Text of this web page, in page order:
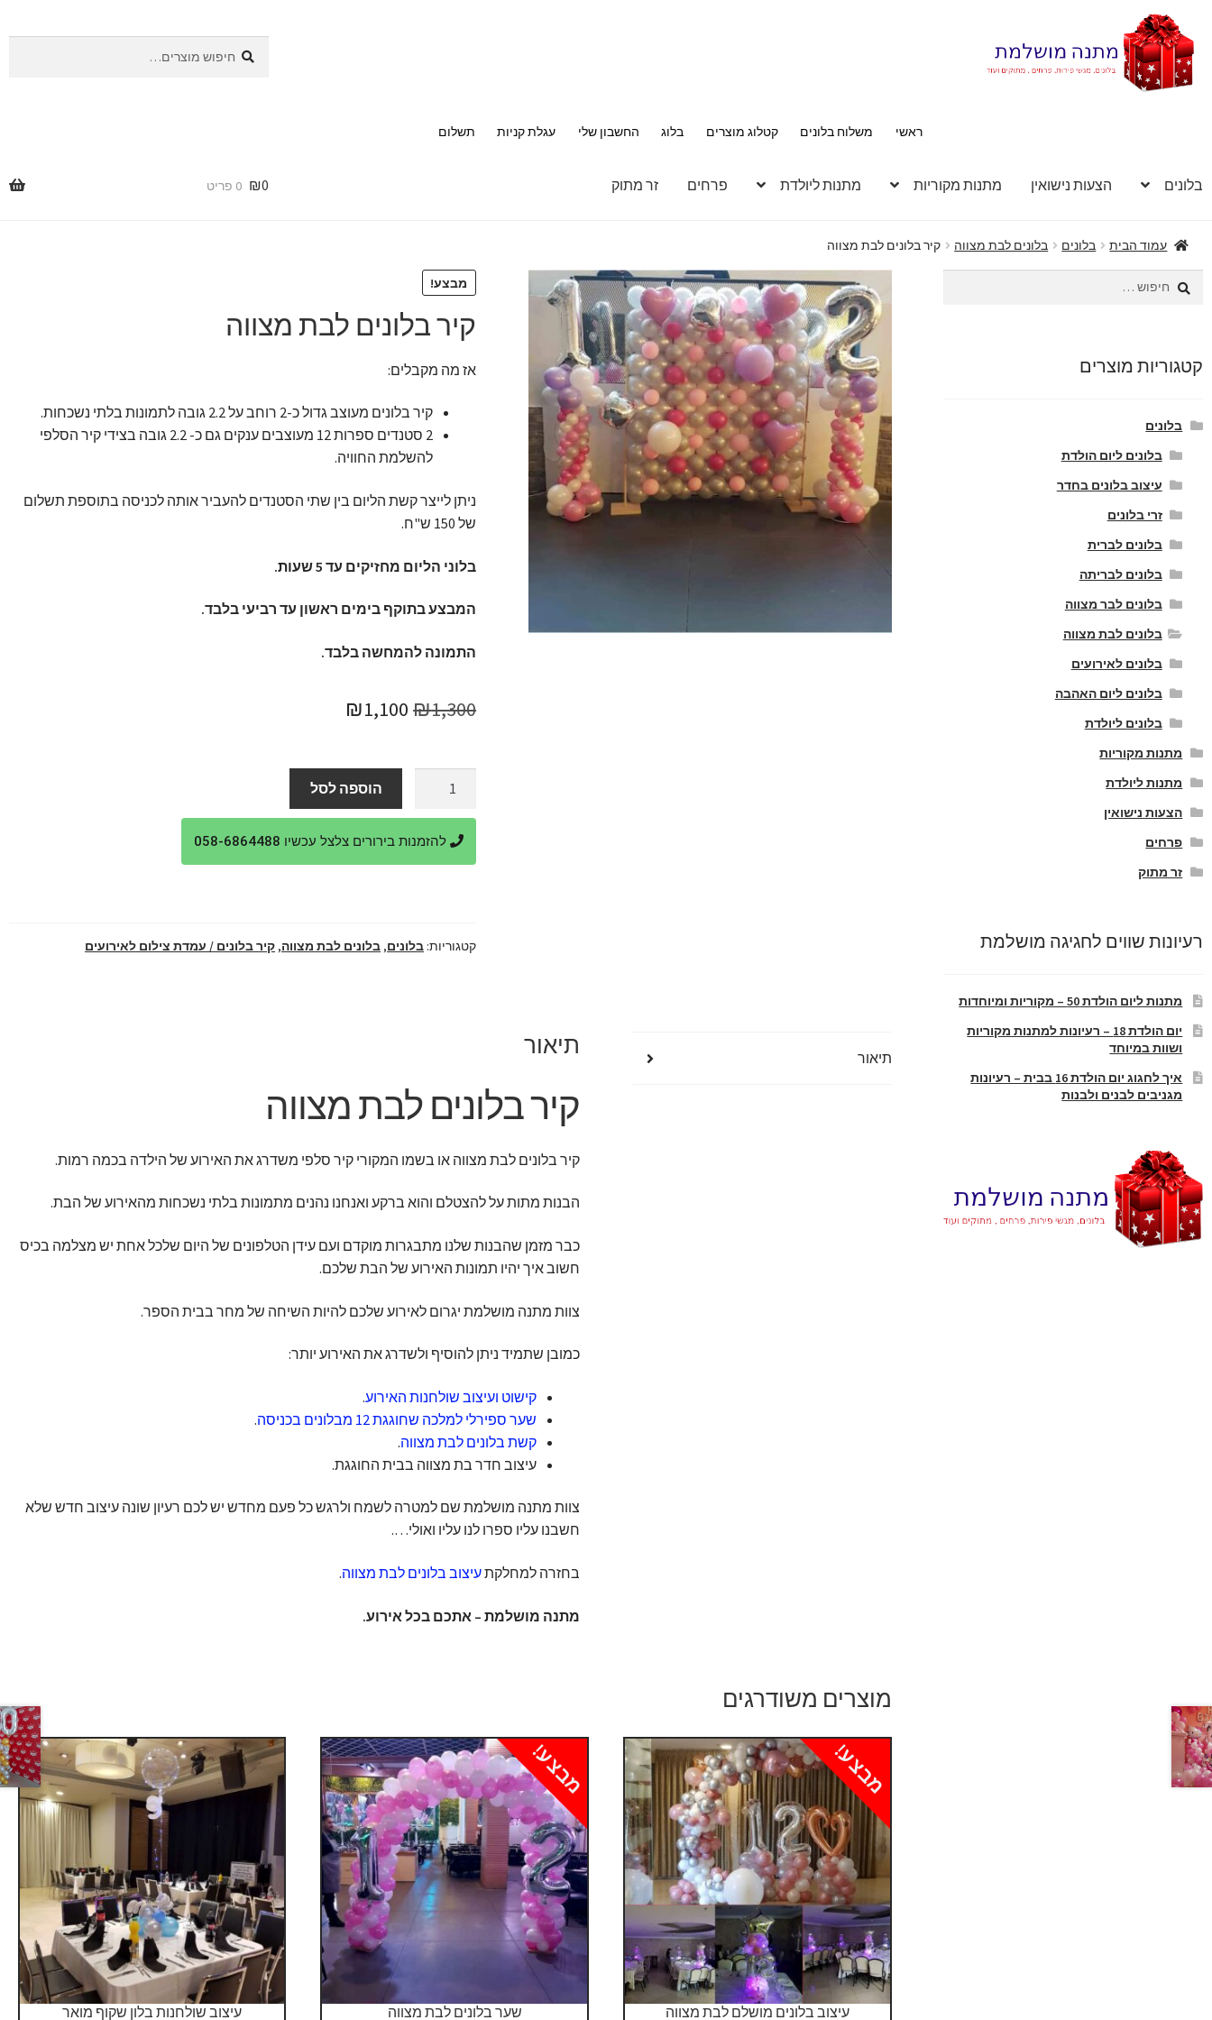
לניווט
לדלג
לתוכן
עבור:
ראשי משלוח בלונים קטלוג מוצרים בלוג החשבון שלי עגלת קניות תשלום
בלונים הצעות נישואין מתנות מקוריות מתנות ליולדת פרחים זר מתוק ₪0 0 פריט
עמוד הבית בלונים בלונים לבת מצווה קיר בלונים לבת מצווה
מבצע!
קיר בלונים לבת מצווה
אז מה מקבלים:
קיר בלונים מעוצב גדול כ-2 רוחב על 2.2 גובה לתמונות בלתי נשכחות.
2 סטנדים ספרות 12 מעוצבים ענקים גם כ- 2.2 גובה בצידי קיר הסלפי
להשלמת החוויה.
ניתן לייצר קשת הליום בין שתי הסטנדים להעביר אותה לכניסה בתוספת תשלום
של 150 ש"ח.
בלוני הליום מחזיקים עד 5 שעות.
המבצע בתוקף בימים ראשון עד רביעי בלבד.
התמונה להמחשה בלבד.
₪1,300
המחיר
היה:
₪1,300.
₪1,100
הוא:
₪1,100.
קיר
בלונים
לבת
הוספה לסל
להזמנות בירורים צלצל עכשיו 058-6864488
קטגוריות: בלונים, בלונים לבת מצווה, קיר בלונים / עמדת צילום לאירועים
תיאור תיאור
קיר בלונים לבת מצווה
קיר בלונים לבת מצווה או בשמו המקורי קיר סלפי משדרג את האירוע של הילדה בכמה רמות.
הבנות מתות על להצטלם והוא ברקע ואנחנו נהנים מתמונות בלתי נשכחות מהאירוע של הבת.
כבר מזמן שהבנות שלנו מתבגרות מוקדם ועם עידן הטלפונים של היום שלכל אחת יש מצלמה בכיס
חשוב איך יהיו תמונות האירוע של הבת שלכם.
צוות מתנה מושלמת יגרום לאירוע שלכם להיות השיחה של מחר בבית הספר.
כמובן שתמיד ניתן להוסיף ולשדרג את האירוע יותר:
קישוט ועיצוב שולחנות האירוע.
שער ספירלי למלכה שחוגגת 12 מבלונים בכניסה
.
קשת בלונים לבת מצווה.
עיצוב חדר בת מצווה בבית החוגגת.
צוות מתנה מושלמת שם למטרה לשמח ולרגש כל פעם מחדש יש לכם רעיון שונה עיצוב חדש שלא
חשבנו עליו ספרו לנו עליו ואולי….
בחזרה למחלקתעיצוב בלונים לבת מצווה.
מתנה מושלמת – אתכם בכל אירוע.
מוצרים משודרגים
עיצוב בלונים מושלם לבת מצווה
מבצע!
שער בלונים לבת מצווה
מבצע!
עיצוב שולחנות בלון שקוף מואר
חיפוש:
קטגוריות מוצרים
בלונים
בלונים ליום הולדת
עיצוב בלונים בחדר
זרי בלונים
בלונים לברית
בלונים לבריתה
בלונים לבר מצווה
בלונים לבת מצווה
בלונים לאירועים
בלונים ליום האהבה
בלונים ליולדת
מתנות מקוריות
מתנות ליולדת
הצעות נישואין
פרחים
זר מתוק
רעיונות שווים לחגיגה מושלמת
מתנות ליום הולדת 50 – מקוריות ומיוחדות
יום הולדת 18 – רעיונות למתנות מקוריות
ושוות במיוחד
איך לחגוג יום הולדת 16 בבית – רעיונות
מגניבים לבנים ולבנות